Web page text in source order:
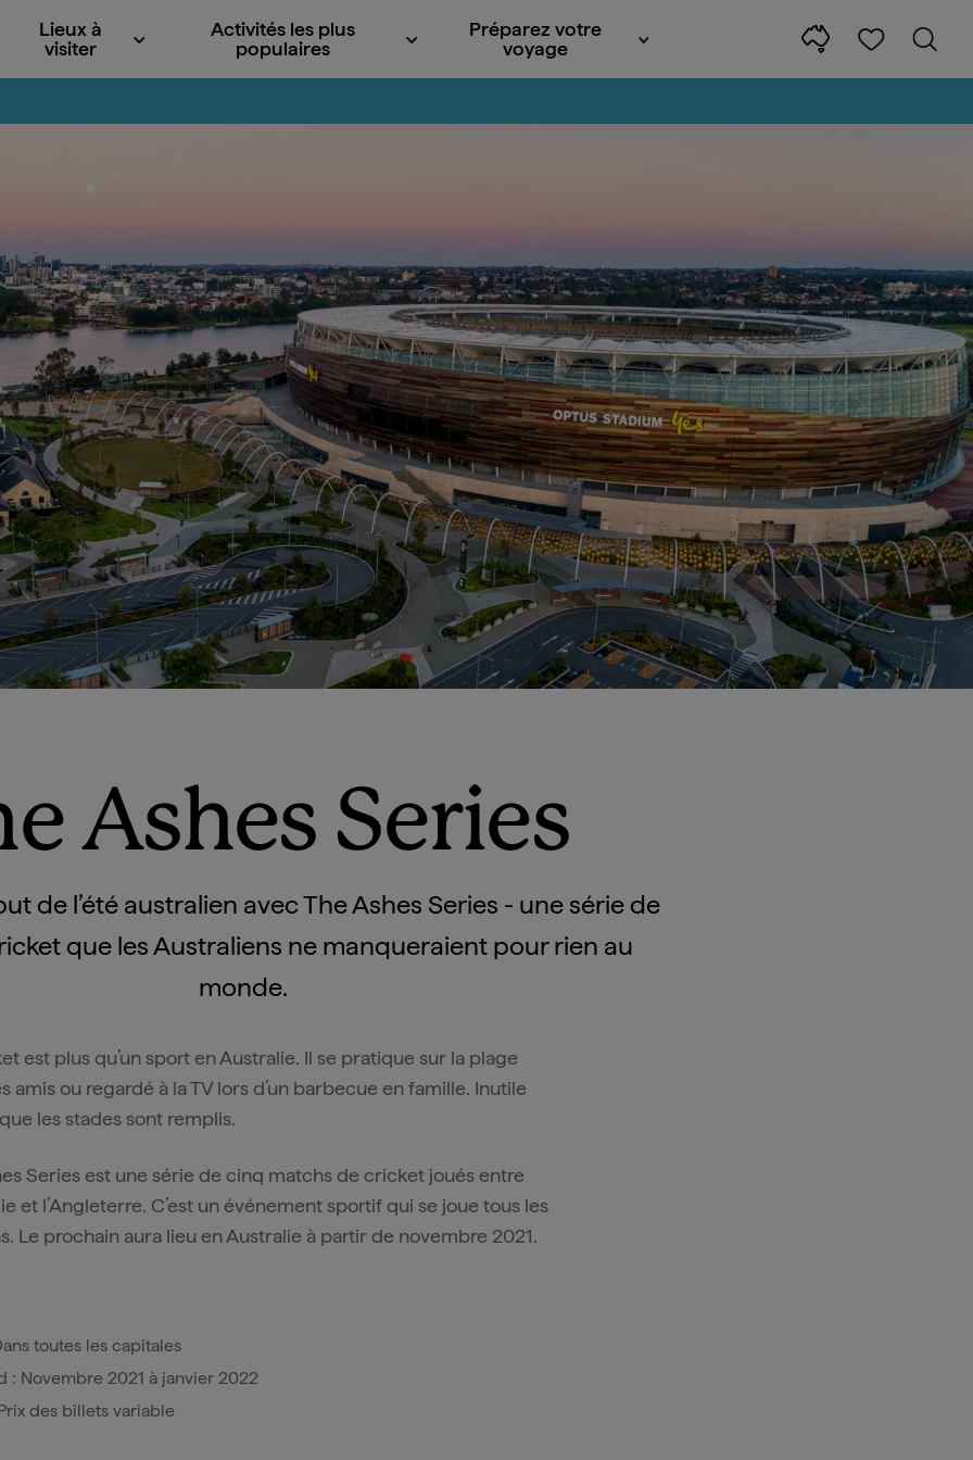
Lieux à
visiter
Activités les plus
populaires
Préparez votre
voyage
Ashes Series
de l’été australien avec The Ashes Series - une série de
que les Australiens ne manqueraient pour rien au
monde.
est plus qu’un sport en Australie. Il se pratique sur la plage
amis ou regardé à la TV lors d’un barbecue en famille. Inutile
les stades sont remplis.
Series est une série de cinq matchs de cricket joués entre
et l’Angleterre. C’est un événement sportif qui se joue tous les
Le prochain aura lieu en Australie à partir de novembre 2021.
toutes les capitales
: Novembre 2021 à janvier 2022
des billets variable